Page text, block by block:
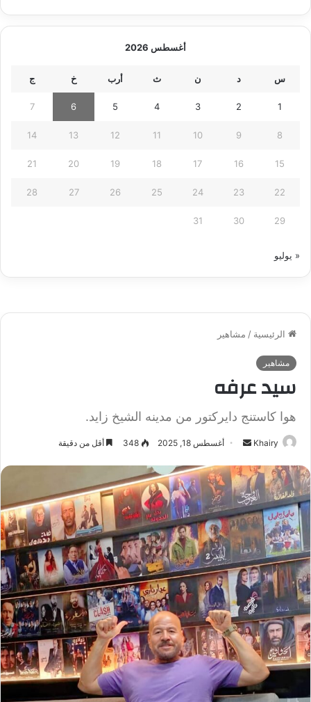
أغسطس 2026
س د ن ث أرب خ ج
1
2
3
4
5
6
7
8
9
10
11
12
13
14
15
16
17
18
19
20
21
22
23
24
25
26
27
28
29
30
31
« يوليو